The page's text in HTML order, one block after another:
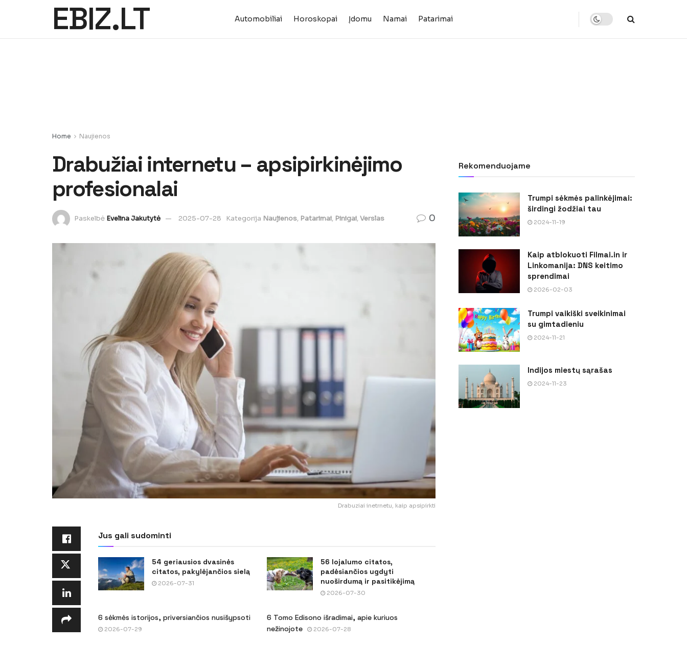
EBIZ.LT Automobiliai Horoskopai Įdomu Namai Patarimai
Home Naujienos
Drabužiai internetu – apsipirkinėjimo
profesionalai
Paskelbė Evelina Jakutytė 2025-07-28 Kategorija Naujienos, Patarimai, Pinigai,Verslas 0
Drabuziai inetrnetu, kaip apsipirkti
Jus gali sudominti
54 geriausios dvasinės
citatos, pakylėjančios sielą
2026-07-31
56 lojalumo citatos,
padėsiančios ugdyti
nuoširdumą ir pasitikėjimą
2026-07-30
6 sėkmės istorijos, priversiančios nusišypsoti
2026-07-29
6 Tomo Edisono išradimai, apie kuriuos
nežinojote
2026-07-28
Rekomenduojame
Trumpi sėkmės palinkėjimai:
širdingi žodžiai tau
2024-11-19
Kaip atblokuoti Filmai.in ir
Linkomanija: DNS keitimo
sprendimai
2026-02-03
Trumpi vaikiški sveikinimai
su gimtadieniu
2024-11-21
Indijos miestų sąrašas
2024-11-23